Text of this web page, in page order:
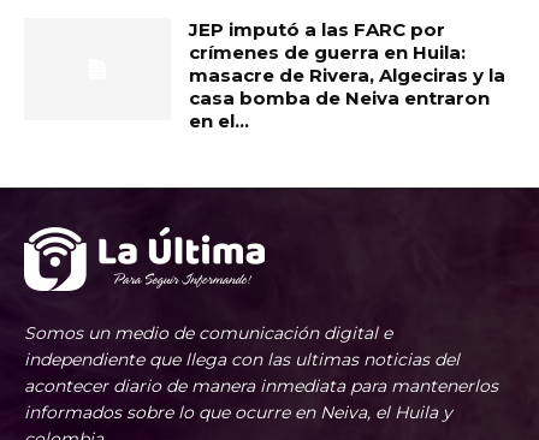
JEP imputó a las FARC por
crímenes de guerra en Huila:
masacre de Rivera, Algeciras y la
casa bomba de Neiva entraron
en el...
Somos un medio de comunicación digital e
independiente que llega con las ultimas noticias del
acontecer diario de manera inmediata para mantenerlos
informados sobre lo que ocurre en Neiva, el Huila y